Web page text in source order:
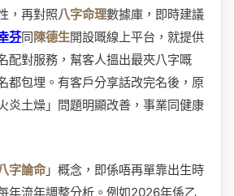
，再對照八字命理數據庫，即時建議
芬同陳德生開設嘅線上平台，就提供
配對服務，幫客人搵出最夾八字嘅
都包埋。有客戶分享話改完名後，原
炎土燥」問題明顯改善，事業同健康
字論命」概念，即係唔再單靠出生時
年流年調整分析。例如2026年係乙